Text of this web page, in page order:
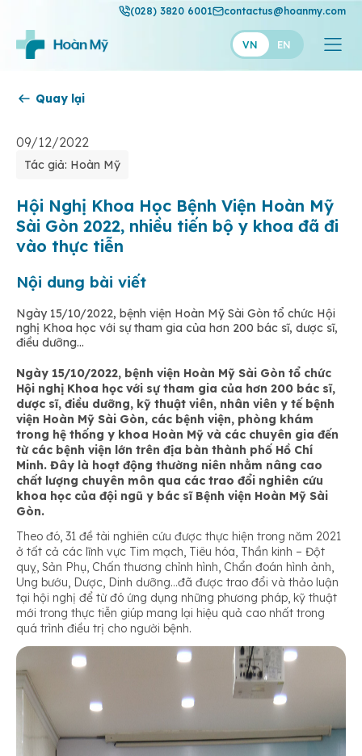
(028) 3820 6001 contactus@hoanmy.com
VN EN
Thuận Mỹ
Quay lại
09/12/2022
Tác giả: Hoàn Mỹ
Hội Nghị Khoa Học Bệnh Viện Hoàn Mỹ
Sài Gòn 2022, nhiều tiến bộ y khoa đã đi
vào thực tiễn
Nội dung bài viết
Ngày 15/10/2022, bệnh viện Hoàn Mỹ Sài Gòn tổ chức Hội
nghị Khoa học với sự tham gia của hơn 200 bác sĩ, dược sĩ,
điều dưỡng...
Ngày 15/10/2022, bệnh viện Hoàn Mỹ Sài Gòn tổ chức
Hội nghị Khoa học với sự tham gia của hơn 200 bác sĩ,
dược sĩ, điều dưỡng, kỹ thuật viên, nhân viên y tế bệnh
viện Hoàn Mỹ Sài Gòn, các bệnh viện, phòng khám
trong hệ thống y khoa Hoàn Mỹ và các chuyên gia đến
từ các bệnh viện lớn trên địa bàn thành phố Hồ Chí
Minh. Đây là hoạt động thường niên nhằm nâng cao
chất lượng chuyên môn qua các trao đổi nghiên cứu
khoa học của đội ngũ y bác sĩ Bệnh viện Hoàn Mỹ Sài
Gòn.
Theo đó, 31 đề tài nghiên cứu được thực hiện trong năm 2021
ở tất cả các lĩnh vực Tim mạch, Tiêu hóa, Thần kinh – Đột
quỵ, Sản Phụ, Chấn thương chỉnh hình, Chẩn đoán hình ảnh,
Ung bướu, Dược, Dinh dưỡng…đã được trao đổi và thảo luận
tại hội nghị để từ đó ứng dụng những phương pháp, kỹ thuật
mới trong thực tiễn giúp mang lại hiệu quả cao nhất trong
quá trình điều trị cho người bệnh.